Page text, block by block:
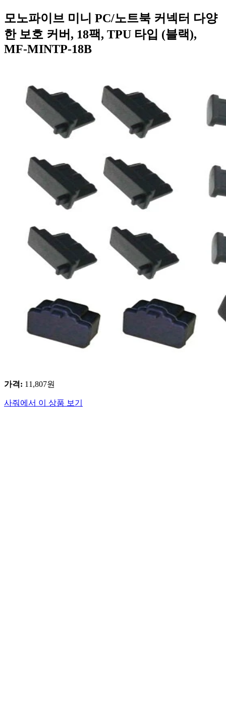
모노파이브 미니 PC/노트북 커넥터 다양
한 보호 커버, 18팩, TPU 타입 (블랙),
MF-MINTP-18B
가격: 11,807원
사줘에서 이 상품 보기